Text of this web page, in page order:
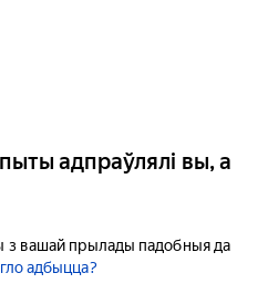
адпраўлялі вы, а
з вашай прылады падобныя да
адбыцца?